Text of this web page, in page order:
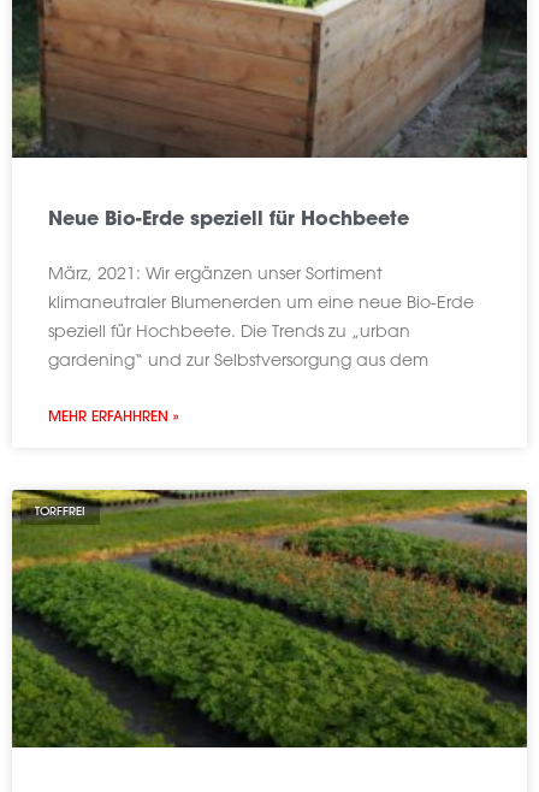
Neue Bio-Erde speziell für Hochbeete
März, 2021: Wir ergänzen unser Sortiment
klimaneutraler Blumenerden um eine neue Bio-Erde
speziell für Hochbeete. Die Trends zu „urban
gardening“ und zur Selbstversorgung aus dem
MEHR ERFAHHREN »
TORFFREI